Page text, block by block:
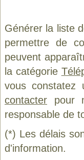
Générer la liste
permettre de
peuvent
la catégorie
vous
contacter pour
responsable de
(*) Les délais
d'information.